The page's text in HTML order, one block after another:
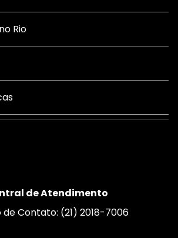
Rio
de Atendimento
de Contato: (21) 2018-7006